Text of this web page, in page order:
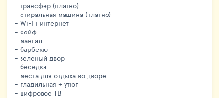
- трансфер (платно)
- стиральная машина (платно)
- Wi-Fi интернет
- сейф
- мангал
- барбекю
- зеленый двор
- беседка
- места для отдыха во дворе
- гладильная + утюг
- цифровое ТВ